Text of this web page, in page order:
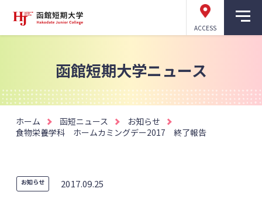
ACCESS
函館短期大学ニュース
ホーム 函短ニュース
お知らせ
食物栄養学科 ホームカミングデー2017 終了報告
お知らせ 2017.09.25